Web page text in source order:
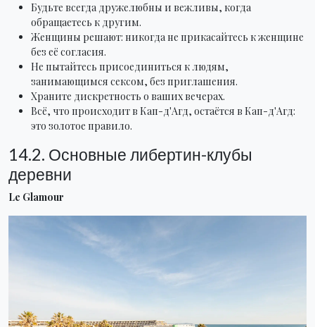
Будьте всегда дружелюбны и вежливы, когда
обращаетесь к другим.
Женщины решают: никогда не прикасайтесь к женщине
без её согласия.
Не пытайтесь присоединиться к людям,
занимающимся сексом, без приглашения.
Храните дискретность о ваших вечерах.
Всё, что происходит в Кап-д'Агд, остаётся в Кап-д'Агд:
это золотое правило.
14.2. Основные либертин-клубы
деревни
Le Glamour